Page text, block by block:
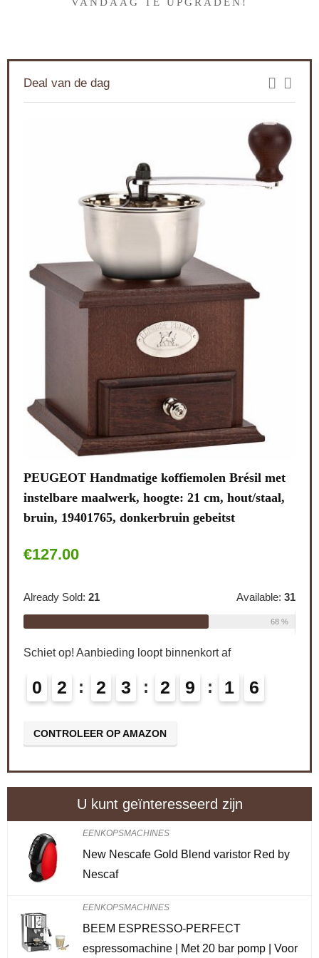
Deal van de dag
PEUGEOT Handmatige koffiemolen Brésil met
instelbare maalwerk, hoogte: 21 cm, hout/staal,
bruin, 19401765, donkerbruin gebeitst
€127.00
Already Sold: 21 Available: 31
68 %
Schiet op! Aanbieding loopt binnenkort af
0 2 2 3 2 9 1 5
CONTROLEER OP AMAZON
U kunt geïnteresseerd zijn
EENKOPSMACHINES
New Nescafe Gold Blend varistor Red by
Nescaf
EENKOPSMACHINES
BEEM ESPRESSO-PERFECT
espressomachine | Met 20 bar pomp | Voor